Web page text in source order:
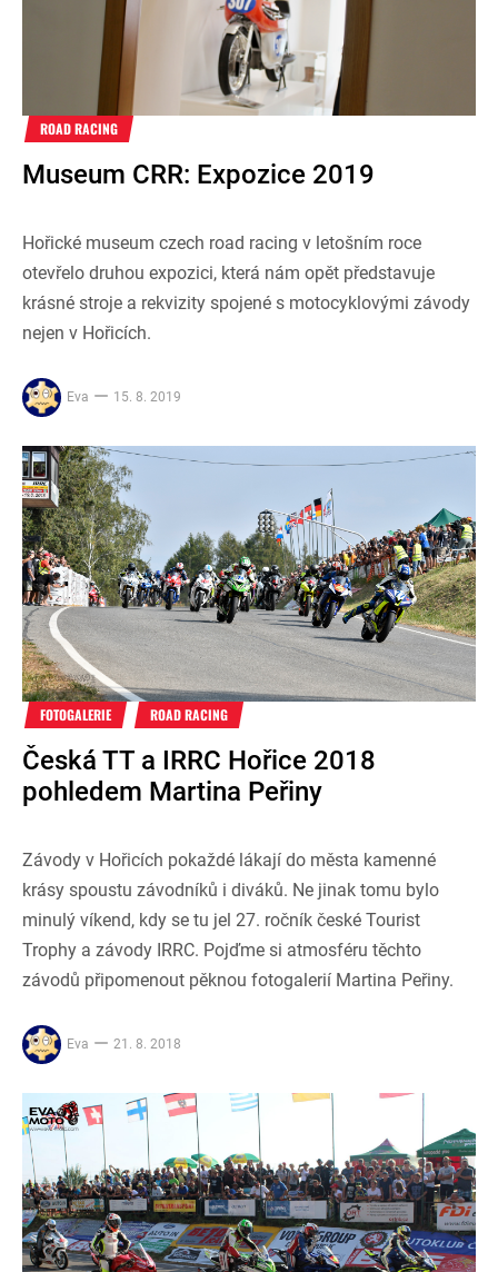
ROAD RACING
Museum CRR: Expozice 2019
Hořické museum czech road racing v letošním roce
otevřelo druhou expozici, která nám opět představuje
krásné stroje a rekvizity spojené s motocyklovými závody
nejen v Hořicích.
Eva 15. 8. 2019
FOTOGALERIE ROAD RACING
Česká TT a IRRC Hořice 2018
pohledem Martina Peřiny
Závody v Hořicích pokaždé lákají do města kamenné
krásy spoustu závodníků i diváků. Ne jinak tomu bylo
minulý víkend, kdy se tu jel 27. ročník české Tourist
Trophy a závody IRRC. Pojďme si atmosféru těchto
závodů připomenout pěknou fotogalerií Martina Peřiny.
Eva 21. 8. 2018